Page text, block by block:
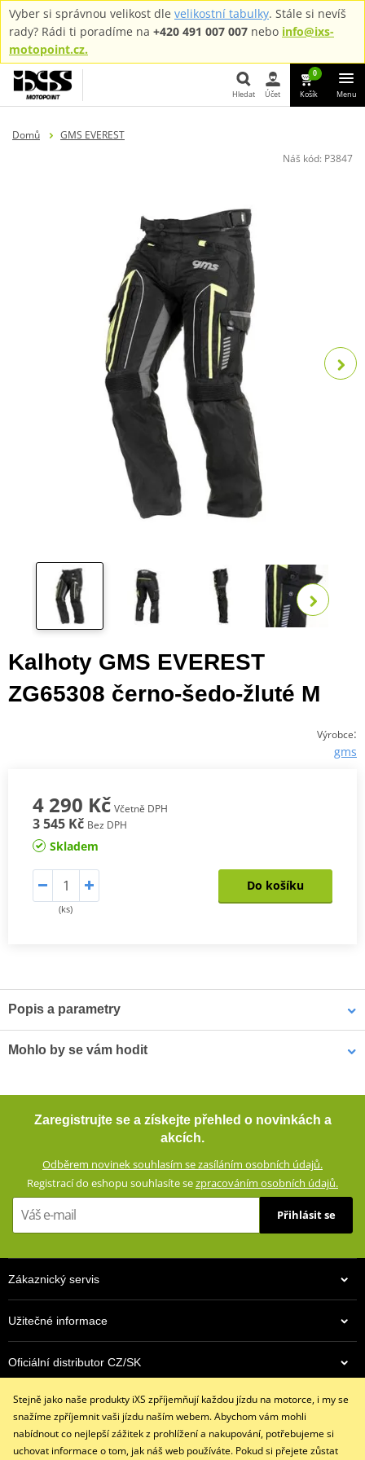
Vyber si správnou velikost dle velikostní tabulky. Stále si nevíš
rady? Rádi ti poradíme na +420 491 007 007 nebo info@ixs-
motopoint.cz.
Hledat Účet
0
Košík Menu
Domů
GMS EVEREST
Náš kód: P3847
Kalhoty GMS EVEREST
ZG65308 černo-šedo-žluté M
Výrobce:
gms
4 290 Kč Včetně DPH
3 545 Kč Bez DPH
Skladem
(ks)
Do košíku
Popis a parametry
GERMADURA® 600D (100% polyester)
Síťová podšívka (100% polyester)
TEXLAND®
Vyjímatelné a výškově nastavitelné chrániče kolen certifikované
Vyjímatelné chrániče kyčlí certifikované podle normy CE
tkaninou
Reflexní potisky na přední i zadní straně pro zvýšení pasivní
bezpečnosti
Dvě kapsy vpředu se zipem, dvě velké cargo kapsy na stehnech.
Mohlo by se vám hodit
žlutá M
Zaregistrujte se a získejte přehled o novinkách a
akcích.
Odběrem novinek souhlasím se zasíláním osobních údajů.
Registrací do eshopu souhlasíte sezpracováním osobních údajů.
Přihlásit se
Zákaznický servis
Užitečné informace
Oficiální distributor CZ/SK
Kontaktujte nás
info@ixs-motopoint.cz
Stejně jako naše produkty iXS zpříjemňují každou jízdu na motorce, i my se
snažíme zpříjemnit vaši jízdu naším webem. Abychom vám mohli
nabídnout co nejlepší zážitek z prohlížení a nakupování, potřebujeme si
uchovat informace o tom, jak náš web používáte. Pokud si přejete zůstat